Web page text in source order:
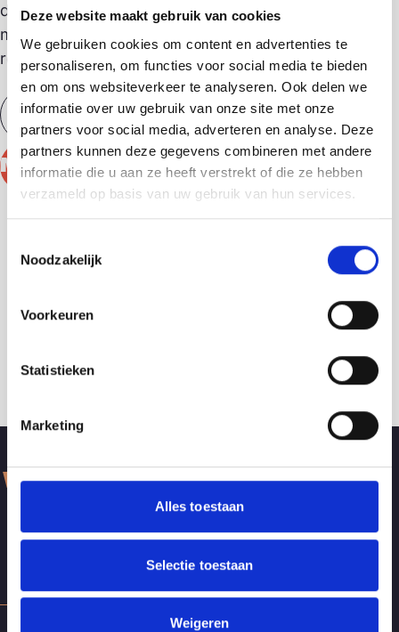
Deze website maakt gebruik van cookies
We gebruiken cookies om content en advertenties te
personaliseren, om functies voor social media te bieden
en om ons websiteverkeer te analyseren. Ook delen we
informatie over uw gebruik van onze site met onze
partners voor social media, adverteren en analyse. Deze
partners kunnen deze gegevens combineren met andere
informatie die u aan ze heeft verstrekt of die ze hebben
verzameld op basis van uw gebruik van hun services.
Noodzakelijk
Voorkeuren
Statistieken
Marketing
Alles toestaan
Selectie toestaan
Weigeren
de laatste updates over projecten en unieke
mogelijkheden om impact te maken –
rechtstreeks in je inbox!
Volg onze sociale netwerken